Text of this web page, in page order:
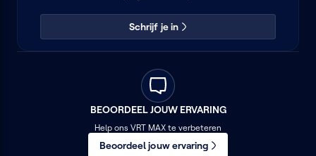
Schrijf je in
BEOORDEEL JOUW ERVARING
Help ons VRT MAX te verbeteren
Beoordeel jouw ervaring